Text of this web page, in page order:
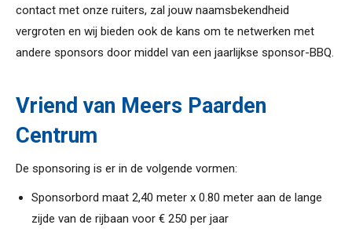
contact met onze ruiters, zal jouw naamsbekendheid
vergroten en wij bieden ook de kans om te netwerken met
andere sponsors door middel van een jaarlijkse sponsor-BBQ.
Vriend van Meers Paarden
Centrum
De sponsoring is er in de volgende vormen:
Sponsorbord maat 2,40 meter x 0.80 meter aan de lange
zijde van de rijbaan voor € 250 per jaar